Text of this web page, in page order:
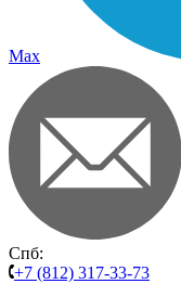
Max
Спб:
+7 (812) 317-33-73